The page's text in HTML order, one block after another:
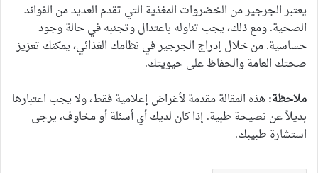
يعتبر الجرجير من الخضروات المغذية التي تقدم العديد من الفوائد
الصحية. ومع ذلك، يجب تناوله باعتدال وتجنبه في حالة وجود
حساسية. من خلال إدراج الجرجير في نظامك الغذائي، يمكنك تعزيز
صحتك العامة والحفاظ على حيويتك.
ملاحظة: هذه المقالة مقدمة لأغراض إعلامية فقط، ولا يجب اعتبارها
بديلاً عن نصيحة طبية. إذا كان لديك أي أسئلة أو مخاوف، يرجى
استشارة طبيبك.